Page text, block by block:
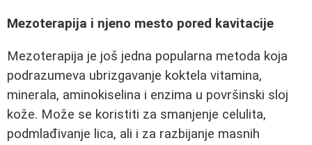
Mezoterapija i njeno mesto pored kavitacije
Mezoterapija je još jedna popularna metoda koja
podrazumeva ubrizgavanje koktela vitamina,
minerala, aminokiselina i enzima u površinski sloj
kože. Može se koristiti za smanjenje celulita,
podmlađivanje lica, ali i za razbijanje masnih